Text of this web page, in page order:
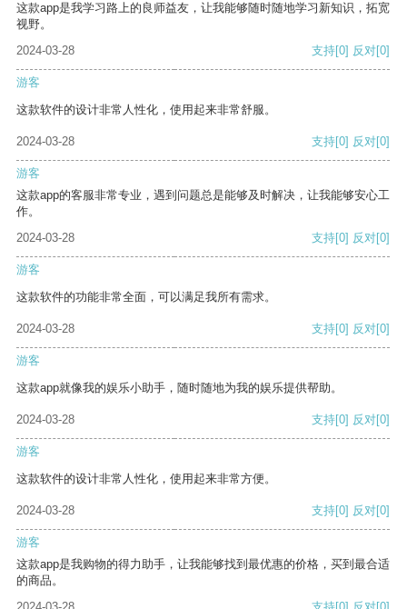
这款app是我学习路上的良师益友，让我能够随时随地学习新知识，拓宽
视野。
2024-03-28
支持[0] 反对[0]
游客
这款软件的设计非常人性化，使用起来非常舒服。
2024-03-28 支持[0] 反对[0]
游客
这款app的客服非常专业，遇到问题总是能够及时解决，让我能够安心工
作。
2024-03-28
支持[0] 反对[0]
游客
这款软件的功能非常全面，可以满足我所有需求。
2024-03-28 支持[0] 反对[0]
游客
这款app就像我的娱乐小助手，随时随地为我的娱乐提供帮助。
2024-03-28 支持[0] 反对[0]
游客
这款软件的设计非常人性化，使用起来非常方便。
2024-03-28 支持[0] 反对[0]
游客
这款app是我购物的得力助手，让我能够找到最优惠的价格，买到最合适
的商品。